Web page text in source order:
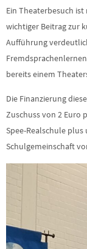
Ein Theaterbesuch
wichtiger Beitrag zur
Aufführung
bereits einem
Die Finanzierung
Zuschuss von 2 Euro
Spee-Realschule
Schulgemeinschaft